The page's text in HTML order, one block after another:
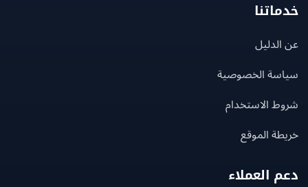
الخصوصية
الاستخدام
الموقع
العملاء